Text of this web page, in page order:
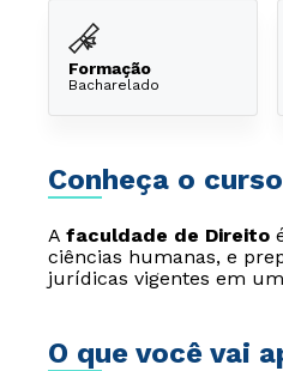
Formação
Bacharelado
Conheça o curso
A faculdade de Direito
ciências humanas, e
jurídicas vigentes em
O que você vai